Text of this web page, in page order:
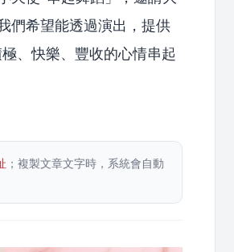
們希望能透過演出，提供
、快樂、豐收的心情串起
；複製文章文字時，系統會自動